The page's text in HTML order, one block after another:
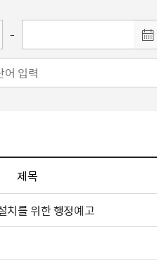
-
제목
치를 위한 행정예고